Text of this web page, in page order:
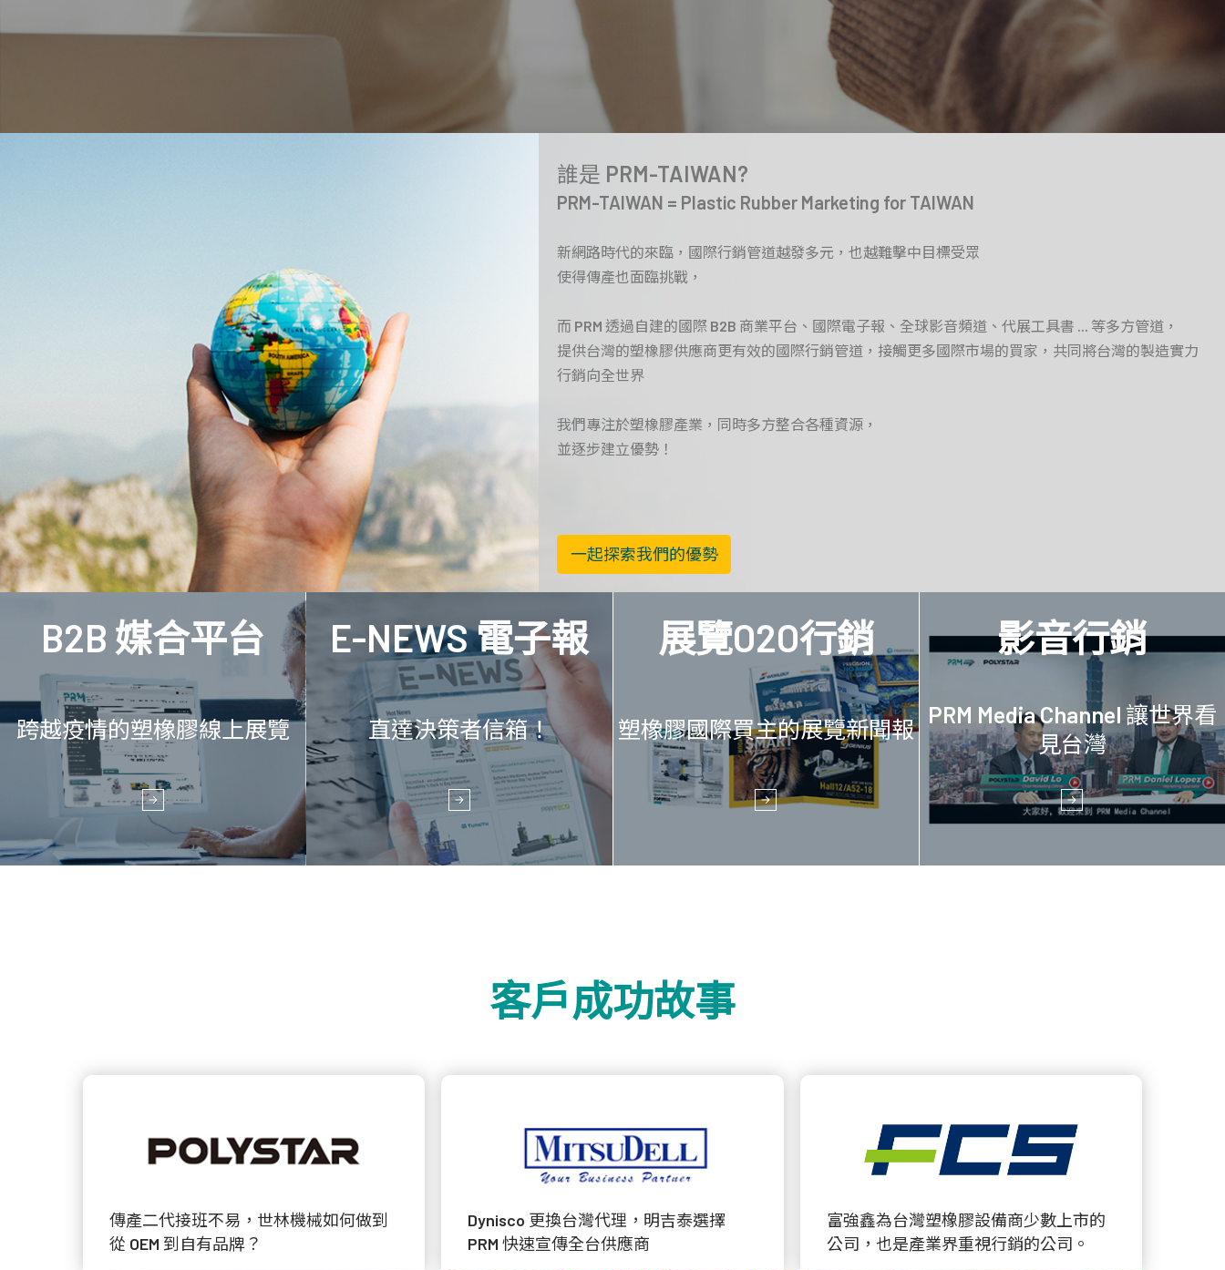
誰是 PRM-TAIWAN?
PRM-TAIWAN = Plastic Rubber Marketing for TAIWAN
新網路時代的來臨，國際行銷管道越發多元，也越難擊中目標受眾
使得傳產也面臨挑戰，
而 PRM 透過自建的國際 B2B 商業平台、國際電子報、全球影音頻道、代展工具書 ... 等多方管道，
提供台灣的塑橡膠供應商更有效的國際行銷管道，接觸更多國際市場的買家，共同將台灣的製造實力
行銷向全世界
我們專注於塑橡膠產業，同時多方整合各種資源，
並逐步建立優勢！
一起探索我們的優勢
B2B 媒合平台
跨越疫情的塑橡膠線上展覽
E-NEWS 電子報
直達決策者信箱！
展覽O2O行銷
塑橡膠國際買主的展覽新聞報
影音行銷
PRM Media Channel 讓世界看
見台灣
客戶成功故事
傳產二代接班不易，世林機械如何做到
從 OEM 到自有品牌？
Dynisco 更換台灣代理，明吉泰選擇
PRM 快速宣傳全台供應商
富強鑫為台灣塑橡膠設備商少數上市的
公司，也是產業界重視行銷的公司。